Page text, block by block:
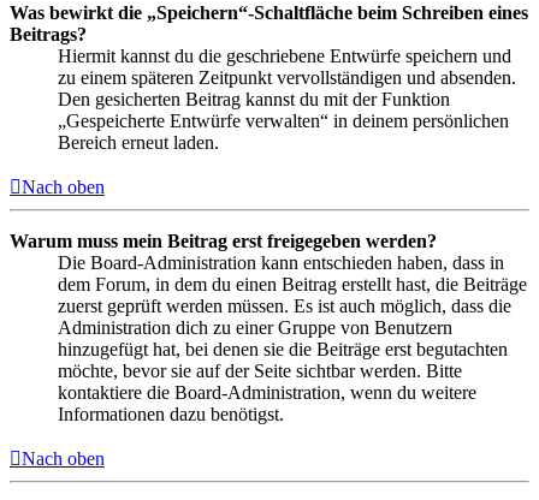
Was bewirkt die „Speichern“-Schaltfläche beim Schreiben eines
Beitrags?
Hiermit kannst du die geschriebene Entwürfe speichern und
zu einem späteren Zeitpunkt vervollständigen und absenden.
Den gesicherten Beitrag kannst du mit der Funktion
„Gespeicherte Entwürfe verwalten“ in deinem persönlichen
Bereich erneut laden.
Nach oben
Warum muss mein Beitrag erst freigegeben werden?
Die Board-Administration kann entschieden haben, dass in
dem Forum, in dem du einen Beitrag erstellt hast, die Beiträge
zuerst geprüft werden müssen. Es ist auch möglich, dass die
Administration dich zu einer Gruppe von Benutzern
hinzugefügt hat, bei denen sie die Beiträge erst begutachten
möchte, bevor sie auf der Seite sichtbar werden. Bitte
kontaktiere die Board-Administration, wenn du weitere
Informationen dazu benötigst.
Nach oben